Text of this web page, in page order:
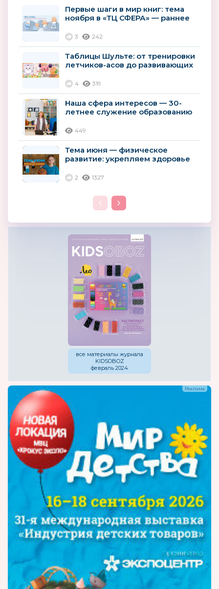
Первые шаги в мир книг: тема
ноября в «ТЦ СФЕРА» — раннее
3 242
Таблицы Шульте: от тренировки
летчиков-асов до развивающих
4 319
Наша сфера интересов — 30-
летнее служение образованию
449
Тема июня — физическое
развитие: укрепляем здоровье
2 1327
все материалы журнала
KIDSOBOZ
февраль 2024